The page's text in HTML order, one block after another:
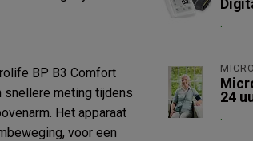
BP B3 Comfort
snellere meting tijdens
Het apparaat
voor een
.
24
.